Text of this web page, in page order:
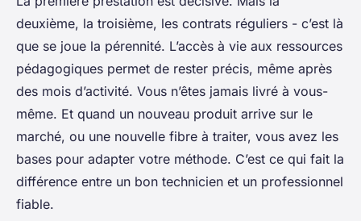
deuxième, la troisième, les contrats réguliers - c’est là
que se joue la pérennité. L’accès à vie aux ressources
pédagogiques permet de rester précis, même après
des mois d’activité. Vous n’êtes jamais livré à vous-
même. Et quand un nouveau produit arrive sur le
marché, ou une nouvelle fibre à traiter, vous avez les
bases pour adapter votre méthode. C’est ce qui fait la
différence entre un bon technicien et un professionnel
fiable.